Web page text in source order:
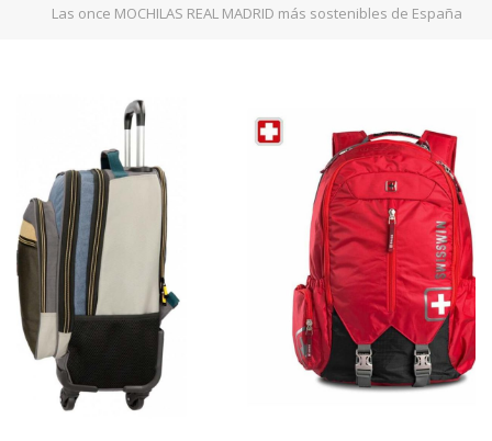
Las once MOCHILAS REAL MADRID más sostenibles de España